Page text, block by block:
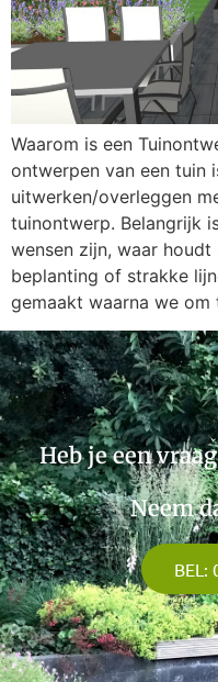
Waarom is een
ontwerpen van een tuin
uitwerken/overleggen
tuinontwerp. Belangrijk
wensen zijn, waar
beplanting of strakke
gemaakt waarna we
Heb je een
Neem
BEL: